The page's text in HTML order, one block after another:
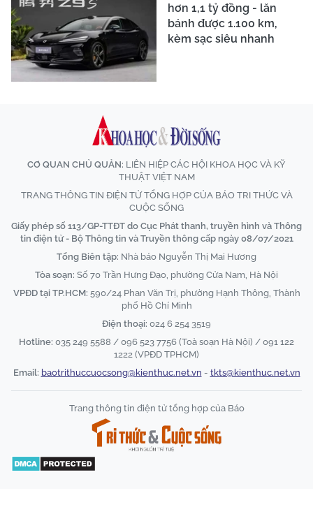
hơn 1,1 tỷ đồng - lăn
bánh được 1.100 km,
kèm sạc siêu nhanh
CƠ QUAN CHỦ QUẢN: LIÊN HIỆP CÁC HỘI KHOA HỌC VÀ KỸ
THUẬT VIỆT NAM
TRANG THÔNG TIN ĐIỆN TỬ TỔNG HỢP CỦA BÁO TRI THỨC VÀ
CUỘC SỐNG
Giấy phép số 113/GP-TTĐT do Cục Phát thanh, truyền hình và Thông
tin điện tử - Bộ Thông tin và Truyền thông cấp ngày 08/07/2021
Tổng Biên tập: Nhà báo Nguyễn Thị Mai Hương
Tòa soạn: Số 70 Trần Hưng Đạo, phường Cửa Nam, Hà Nội
VPĐD tại TP.HCM: 590/24 Phan Văn Trị, phường Hạnh Thông, Thành
phố Hồ Chí Minh
Điện thoại: 024 6 254 3519
Hotline: 035 249 5588 / 096 523 7756 (Toà soạn Hà Nội) / 091 122
1222 (VPĐD TPHCM)
Email: baotrithuccuocsong@kienthuc.net.vn - tkts@kienthuc.net.vn
Trang thông tin điện tử tổng hợp của Báo